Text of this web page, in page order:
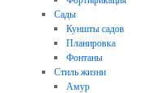
Сады
Куншты садов
Планировка
Фонтаны
Стиль жизни
Амур